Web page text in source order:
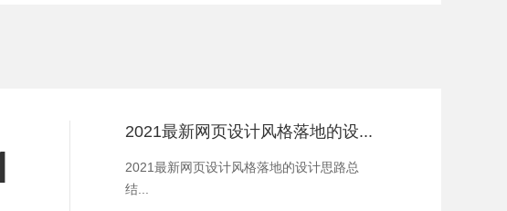
2021最新网页设计风格落地的设计思路总
结...